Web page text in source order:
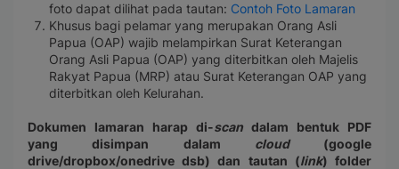
foto dapat dilihat pada tautan: Contoh Foto Lamaran
Khusus bagi pelamar yang merupakan Orang Asli
Papua (OAP) wajib melampirkan Surat Keterangan
Orang Asli Papua (OAP) yang diterbitkan oleh Majelis
Rakyat Papua (MRP) atau Surat Keterangan OAP yang
diterbitkan oleh Kelurahan.
Dokumen lamaran harap di-scan dalam bentuk PDF
yang disimpan dalam cloud(google
drive/dropbox/onedrive dsb) dan tautan (link) folder